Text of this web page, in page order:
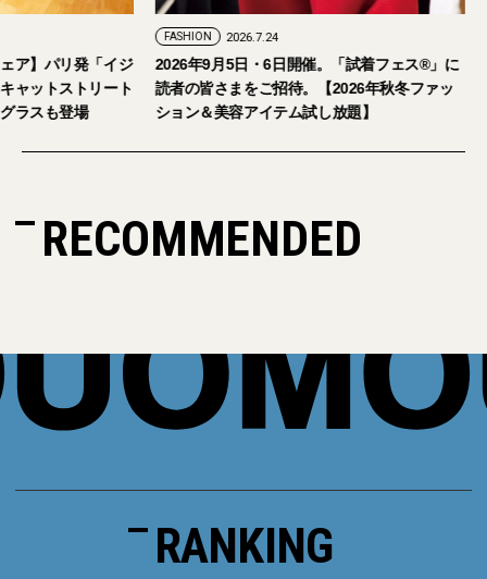
【おしゃれな大人のアイウェア】パリ発「イジ
ピジ」が国内初の旗艦店をキャットストリート
にオープン。日本限定サングラスも登場
2026年9月5日・6
読者の皆さまをご
ション＆美容アイ
RECOMMENDED
RANKING